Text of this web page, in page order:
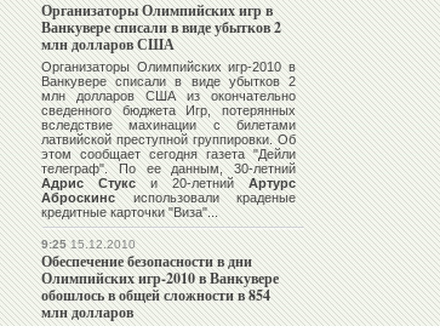
Организаторы Олимпийских игр в
Ванкувере списали в виде убытков 2
млн долларов США
Организаторы Олимпийских игр-2010 в
Ванкувере списали в виде убытков 2
млн долларов США из окончательно
сведенного бюджета Игр, потерянных
вследствие махинации с билетами
латвийской преступной группировки. Об
этом сообщает сегодня газета "Дейли
телеграф". По ее данным, 30-летний
Адрис Стукси 20-летнийАртурс
Аброскинсиспользовали краденые
кредитные карточки "Виза"...
9:2515.12.2010
Обеспечение безопасности в дни
Олимпийских игр-2010 в Ванкувере
обошлось в общей сложности в 854
млн долларов